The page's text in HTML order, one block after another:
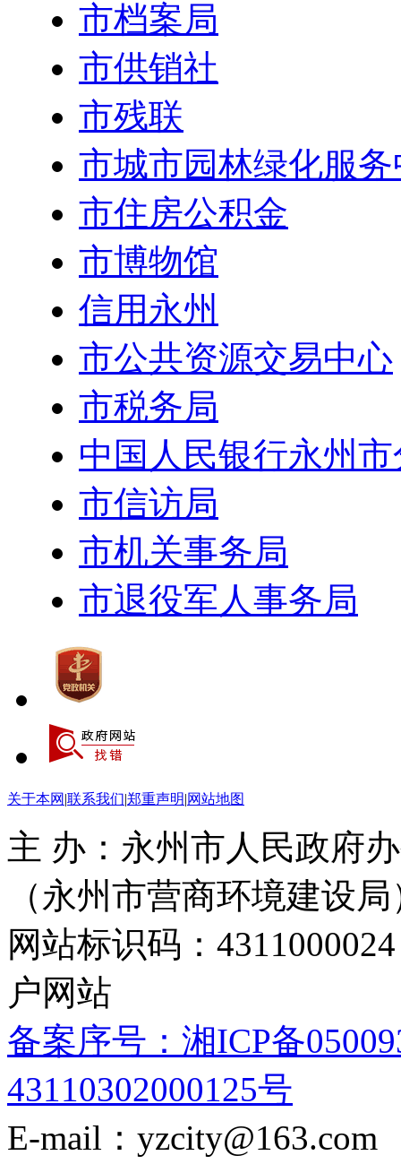
市档案局
市供销社
市残联
市城市园林绿化服
市住房公积金
市博物馆
信用永州
市公共资源交易中心
市税务局
中国人民银行永州
市信访局
市机关事务局
市退役军人事务局
关于本网 |联系我们|郑重声明|网站地图
主 办：永州市人民政府
（永州市营商环境建设局
网站标识码：
户网站
备案序号：湘ICP备
43110302000125号
E-mail：yzcity@163.com